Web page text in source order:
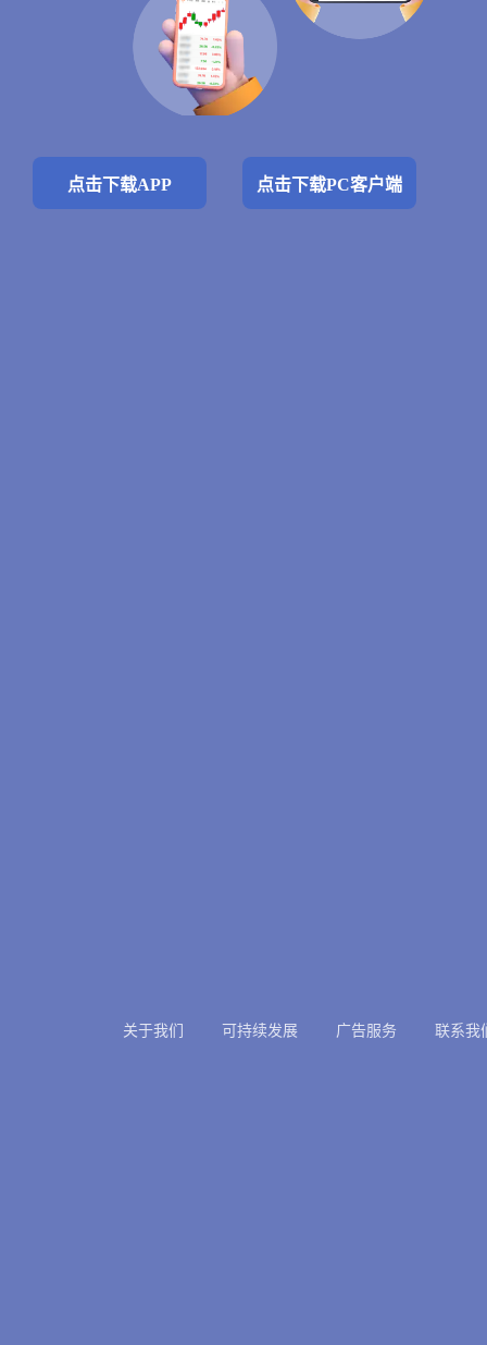
点击下载APP 点击下载PC客户端
关于我们 可持续发展 广告服务 联系我